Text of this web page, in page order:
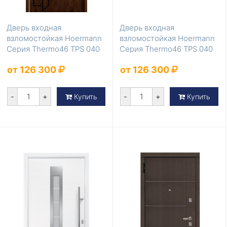
Дверь входная
взломостойкая Hoermann
Серия Thermo46 TPS 040
от 126 300
- + Купить
Дверь входная
взломостойкая Hoermann
Серия Thermo46 TPS 040
от 126 300
- + Купить